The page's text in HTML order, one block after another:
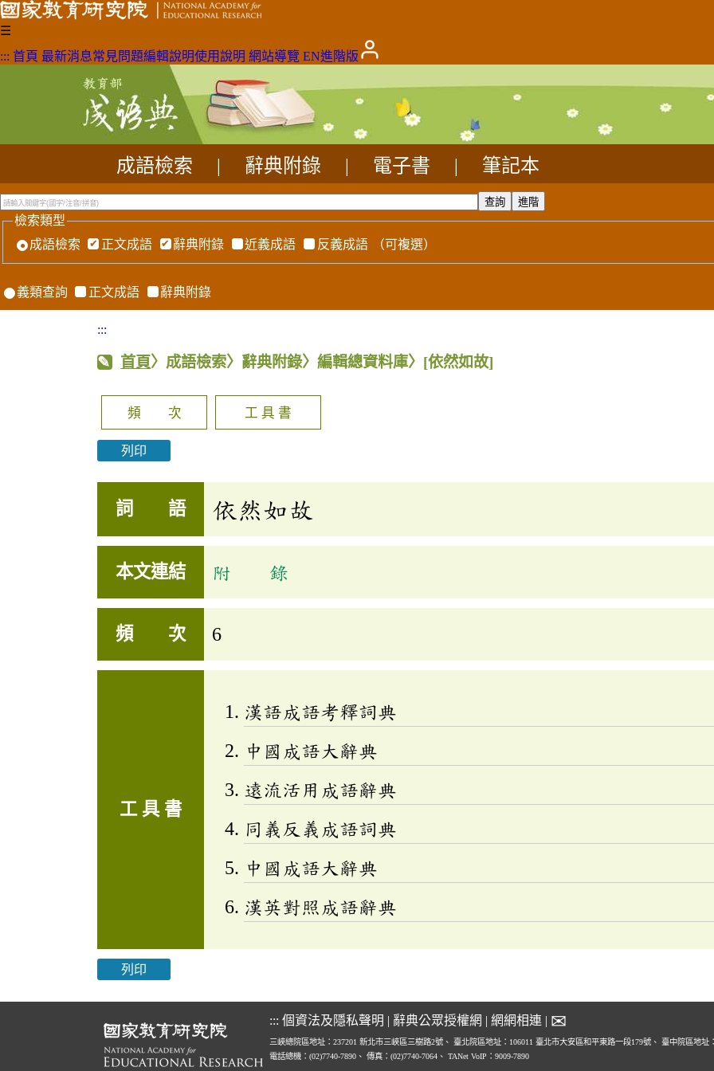
☰
::: 首頁 最新消息常見問題編輯說明使用說明 網站導覽 EN進階版
成語檢索 辭典附錄 電子書 筆記本
檢索類型
成語檢索
正文成語 辭典附錄 近義成語 反義成語 （可複選）
義類查詢 正文成語 辭典附錄
:::
首頁〉成語檢索〉辭典附錄〉編輯總資料庫〉 [依然如故]
頻 次 工 具 書
列印
詞 語 依然如故
本文連結 附 錄
頻 次 6
工 具 書
漢語成語考釋詞典
中國成語大辭典
遠流活用成語辭典
同義反義成語詞典
中國成語大辭典
漢英對照成語辭典
列印
::: 個資法及隱私聲明 | 辭典公眾授權網 | 網網相連 | ✉
三峽總院區地址：237201 新北市三峽區三樹路2號、 臺北院區地址：106011 臺北市大安區和平東路一段179號、 臺中院區地址
電話總機：(02)7740-7890、 傳真：(02)7740-7064、 TANet VoIP：9009-7890